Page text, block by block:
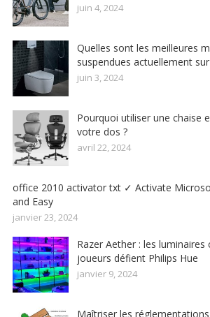
juin 4, 2024
Quelles sont les meilleures
suspendues actuellement
juin 3, 2024
Pourquoi utiliser une chaise
votre dos ?
avril 22, 2024
office 2010 activator txt ✓ Activate
and Easy
janvier 23, 2024
Razer Aether : les
joueurs défient Philips Hue
janvier 9, 2024
Maîtriser les